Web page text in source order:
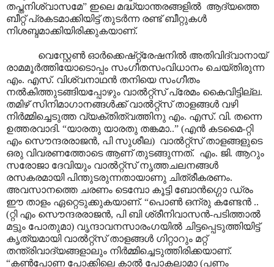
തപ്തനിശ്വാസമേ” ഇലെ മദ്ധ്യാന്തരങ്ങളിൽ ആദ്യത്തെ
ബീറ്റ് പ്രകടമാക്കിയിട്ട് തുടർന്ന രണ്ട് ബീറ്റുകൾ
നിശബ്ദമാക്കിയിരിക്കുകയാണ്.
വെസ്റ്റേൺ ഓർക്കെഷ്റ്റ്രേഷനിൽ അതിവിദ്വാനായ്
രാമമൂർത്തിയോടൊപ്പം സംഗീതസംവിധാനം ചെയ്തിരുന്ന
എം. എസ്. വിശ്വനാഥൻ തനിയെ സംഗീതം
നൽകിത്തുടങ്ങിയപ്പോഴും വാൽറ്റ്സ് പ്രേമം കൈവിട്ടില്ല.
തമിഴ് സിനിമാഗാനങ്ങൾക്ക് വാൽറ്റ്സ് താളങ്ങൾ വഴി
നിർമ്മിച്ചെടുത്ത വ്യക്തിത്വത്തിനു എം. എസ്. വി. തന്നെ
ഉത്തരവാദി. “യാരതു യാരതു തങ്കമാ..” (എൻ കടമൈ-റ്റി
എം സൌന്ദരരാജൻ, പി സുശീല) വാൽറ്റ്സ് താളങ്ങളുടെ
ഒരു വിവരണത്തോടെ ആണ് തുടങ്ങുന്നത്. എം. ജി. ആറും
സരോജാ ദേവിയും വാൽറ്റ്സ് നൃത്തചലനങ്ങൾ
രസകരമായി പിന്തുടരുന്നതായാണു ചിത്രീകരണം.
അവസാനത്തെ ചരണം ടെമ്പോ കൂട്ടി ബോൻഗ്ഗൊ ഡ്രം
ഈ താളം ഏറ്റെടുക്കുകയാണ്. “പൊൺ ഒന്രു കണ്ടേൻ ..
(റ്റി എം സൌന്ദരരാജൻ, പി ബി ശ്രീനിവാസൻ-പടിത്താൽ
മട്ടും പോതുമാ) വൃന്ദാവനസാരംഗയിൽ ചിട്ടപ്പെടുത്തിയിട്ട്
കൃത്യമായി വാൽറ്റ്സ് താളങ്ങൾ ഗിറ്റാറും മറ്റ്
തന്ത്രിവാദ്യങ്ങളാലും നിർമ്മിച്ചെടുത്തിരിക്കയാണ്.
“കൺപോണ പോക്കിലെ കാൽ പോകലാമാ (പണം